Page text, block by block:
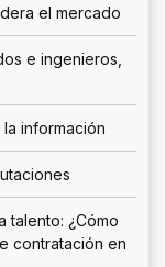
el mercado
e ingenieros,
información
talento: ¿Cómo
contratación en